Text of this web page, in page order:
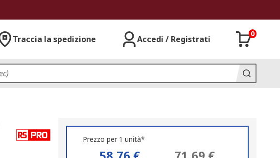
Traccia la spedizione Accedi / Registrati
0
Prezzo per 1 unità*